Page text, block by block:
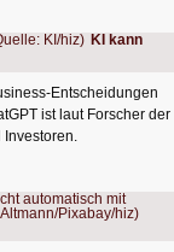
KI kann
Entscheidungen
ist laut Forscher der
Investoren.